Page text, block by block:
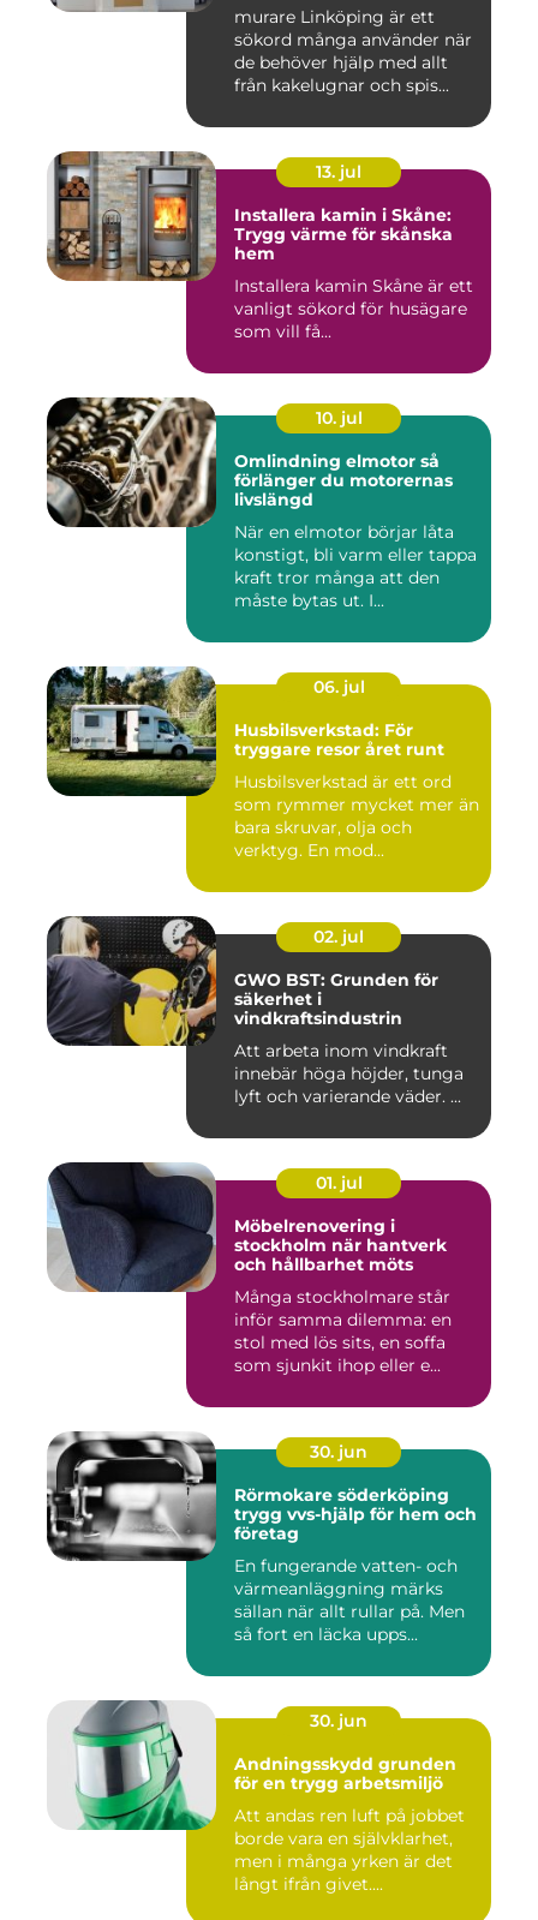
murare Linköping är ett
sökord många använder när
de behöver hjälp med allt
från kakelugnar och spis...
13. jul
Installera kamin i Skåne:
Trygg värme för skånska
hem
Installera kamin Skåne är ett
vanligt sökord för husägare
som vill få...
10. jul
Omlindning elmotor så
förlänger du motorernas
livslängd
När en elmotor börjar låta
konstigt, bli varm eller tappa
kraft tror många att den
måste bytas ut. I...
06. jul
Husbilsverkstad: För
tryggare resor året runt
Husbilsverkstad är ett ord
som rymmer mycket mer än
bara skruvar, olja och
verktyg. En mod...
02. jul
GWO BST: Grunden för
säkerhet i
vindkraftsindustrin
Att arbeta inom vindkraft
innebär höga höjder, tunga
lyft och varierande väder. ...
01. jul
Möbelrenovering i
stockholm när hantverk
och hållbarhet möts
Många stockholmare står
inför samma dilemma: en
stol med lös sits, en soffa
som sjunkit ihop eller e...
30. jun
Rörmokare söderköping
trygg vvs-hjälp för hem och
företag
En fungerande vatten- och
värmeanläggning märks
sällan när allt rullar på. Men
så fort en läcka upps...
30. jun
Andningsskydd grunden
för en trygg arbetsmiljö
Att andas ren luft på jobbet
borde vara en självklarhet,
men i många yrken är det
långt ifrån givet....